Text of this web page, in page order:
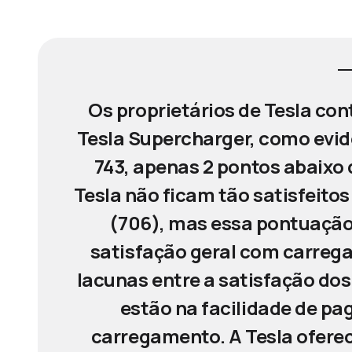
Os proprietários de Tesla
Tesla Supercharger, como
743, apenas 2 pontos
Tesla não ficam tão
(706), mas essa
satisfação geral com
lacunas entre a satisfação
estão na facilidade de
carregamento. A Tesla